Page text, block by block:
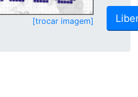
[trocar imagem]